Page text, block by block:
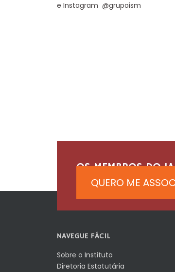
e Instagram @grupoism
OS MEMBROS DO
QUERO ME
NAVEGUE FÁCIL
Sobre o Instituto
Diretoria Estatutária